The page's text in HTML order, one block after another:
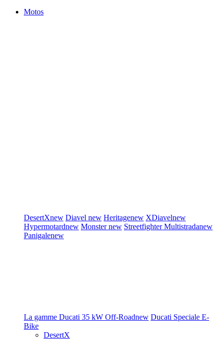
Motos
DesertXnew Diavel new Heritagenew XDiavelnew
Hypermotardnew Monsternew StreetfighterMultistradanew
Panigalenew
La gamme Ducati 35 kW Off-Roadnew Ducati Speciale E-
Bike
DesertX